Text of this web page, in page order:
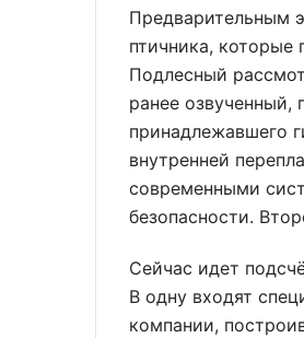
Предварительным
птичника, которые
Подлесный
ранее озвученный,
принадлежавшего
внутренней
современными
безопасности.
Сейчас идет
В одну входят
компании,